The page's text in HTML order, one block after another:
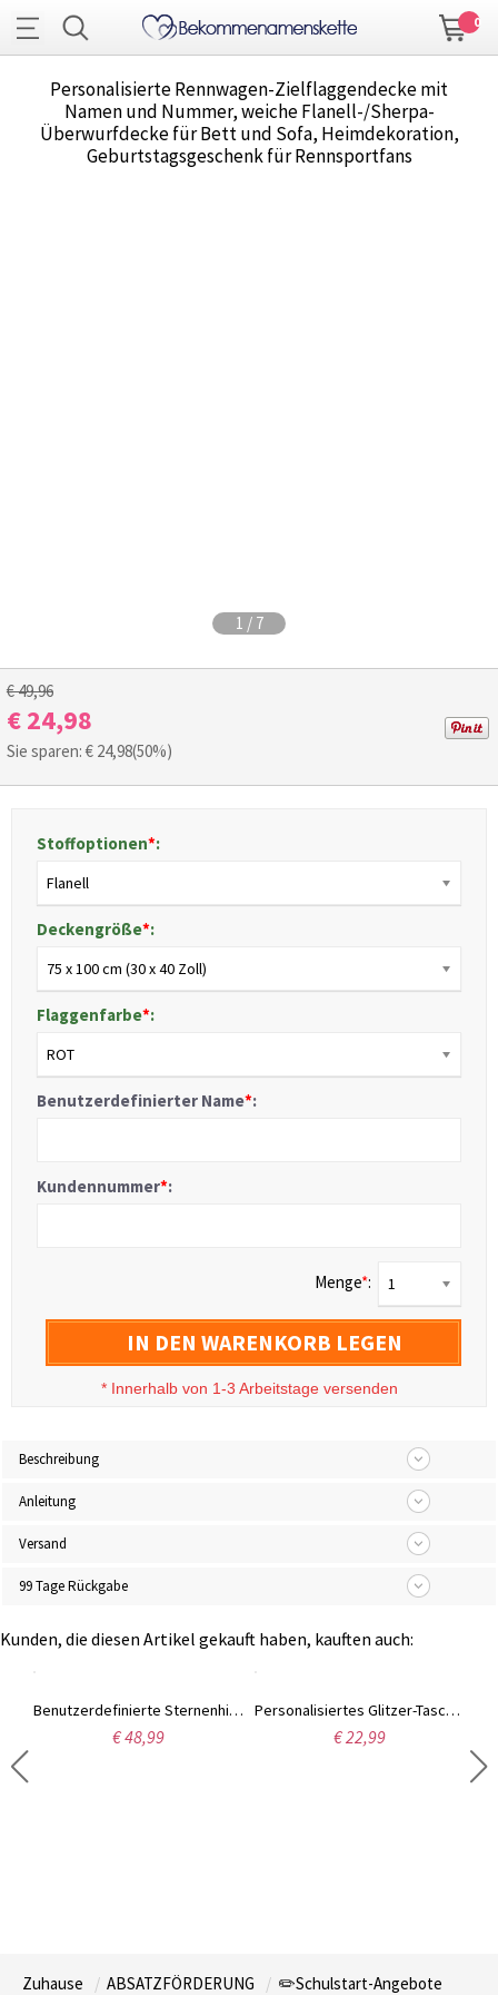
0
Personalisierte Rennwagen-Zielflaggendecke mit
Namen und Nummer, weiche Flanell-/Sherpa-
Überwurfdecke für Bett und Sofa, Heimdekoration,
Geburtstagsgeschenk für Rennsportfans
1 / 7
€ 49,96
€ 24,98
Sie sparen: € 24,98(50%)
Stoffoptionen*:
Flanell
Deckengröße*:
75 x 100 cm (30 x 40 Zoll)
Flaggenfarbe*:
ROT
Benutzerdefinierter Name*:
Kundennummer*:
Menge*: 1
IN DEN WARENKORB LEGEN
* Innerhalb von 1-3 Arbeitstage versenden
Beschreibung
Anleitung
Versand
99 Tage Rückgabe
Kunden, die diesen Artikel gekauft haben, kauften auch:
Benutzerdefinierte Sternenhimmel Silhouette Nachtlicht
€ 48,99
Personalisiertes Glitzer-Taschenanhänger für Rucksäcke
€ 22,99
Zuhause ABSATZFÖRDERUNG ✏️Schulstart-Angebote